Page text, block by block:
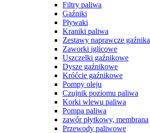
Filtry paliwa
Gaźniki
Pływaki
Kraniki paliwa
Zestawy naprawcze gaźnika
Zaworki iglicowe
Uszczelki gaźnikowe
Dysze gaźnikowe
Króćcie gaźnikowe
Pompy oleju
Czujnik poziomu paliwa
Korki wlewu paliwa
Pompa paliwa
zawór płytkowy, membrana
Przewody paliwowe